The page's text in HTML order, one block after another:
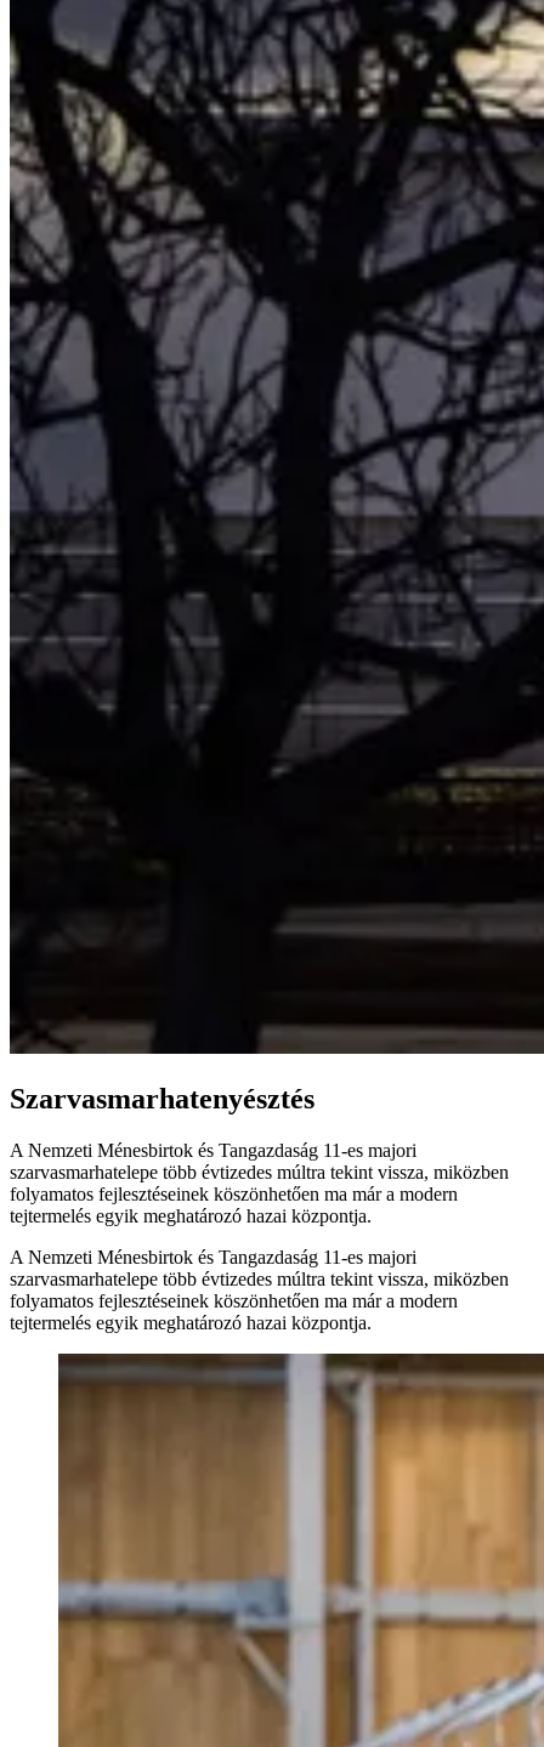
Szarvasmarhatenyésztés
A Nemzeti Ménesbirtok és Tangazdaság 11-es majori
szarvasmarhatelepe több évtizedes múltra tekint vissza, miközben
folyamatos fejlesztéseinek köszönhetően ma már a modern
tejtermelés egyik meghatározó hazai központja.
A Nemzeti Ménesbirtok és Tangazdaság 11-es majori
szarvasmarhatelepe több évtizedes múltra tekint vissza, miközben
folyamatos fejlesztéseinek köszönhetően ma már a modern
tejtermelés egyik meghatározó hazai központja.